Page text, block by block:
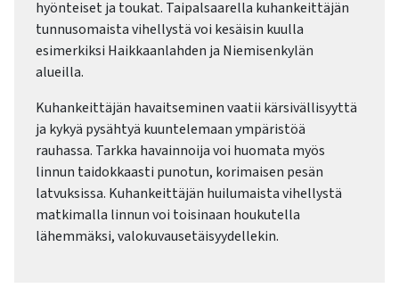
hyönteiset ja toukat. Taipalsaarella kuhankeittäjän
tunnusomaista vihellystä voi kesäisin kuulla
esimerkiksi Haikkaanlahden ja Niemisenkylän
alueilla.
Kuhankeittäjän havaitseminen vaatii kärsivällisyyttä
ja kykyä pysähtyä kuuntelemaan ympäristöä
rauhassa. Tarkka havainnoija voi huomata myös
linnun taidokkaasti punotun, korimaisen pesän
latvuksissa. Kuhankeittäjän huilumaista vihellystä
matkimalla linnun voi toisinaan houkutella
lähemmäksi, valokuvausetäisyydellekin.